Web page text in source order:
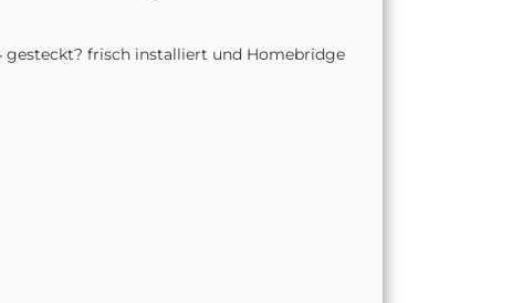
gesteckt? frisch installiert und Homebridge